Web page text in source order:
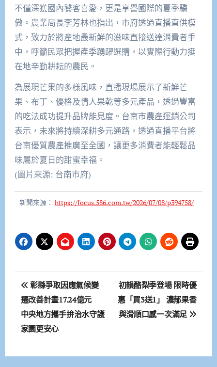
不僅深獲國內饕客喜愛，更是享譽國際的夏季驕
傲。農業局長李芳林也指出，市府透過直播直供模
式，致力於將產地最新鮮的滋味直接送達消費者手
中，呼籲民眾把握產季踴躍選購，以實際行動力挺
在地辛勤耕耘的農民。
為展現芒果的多樣風味，直播現場展示了新鮮芒
果、布丁、優格及情人果乾等多元產品，透過豐富
的吃法成功提升品牌能見度。台南市農產運銷公司
表示，未來將持續深耕多元通路，透過直播平台將
台南優質農產推廣至全國，讓更多消費者能輕鬆品
味屬於夏日的甜蜜幸福。
(圖片來源: 台南市府)
新聞來源： https://focus.586.com.tw/2026/07/08/p394758/
文
章
導
彰縣爭取因應氣候變
遷改善計畫17.24億元
中央地方攜手拚治水守護
家園更安心
初韻酪梨季登場 限時優
惠「買3送1」 濃郁果香
與滑順口感一次滿足